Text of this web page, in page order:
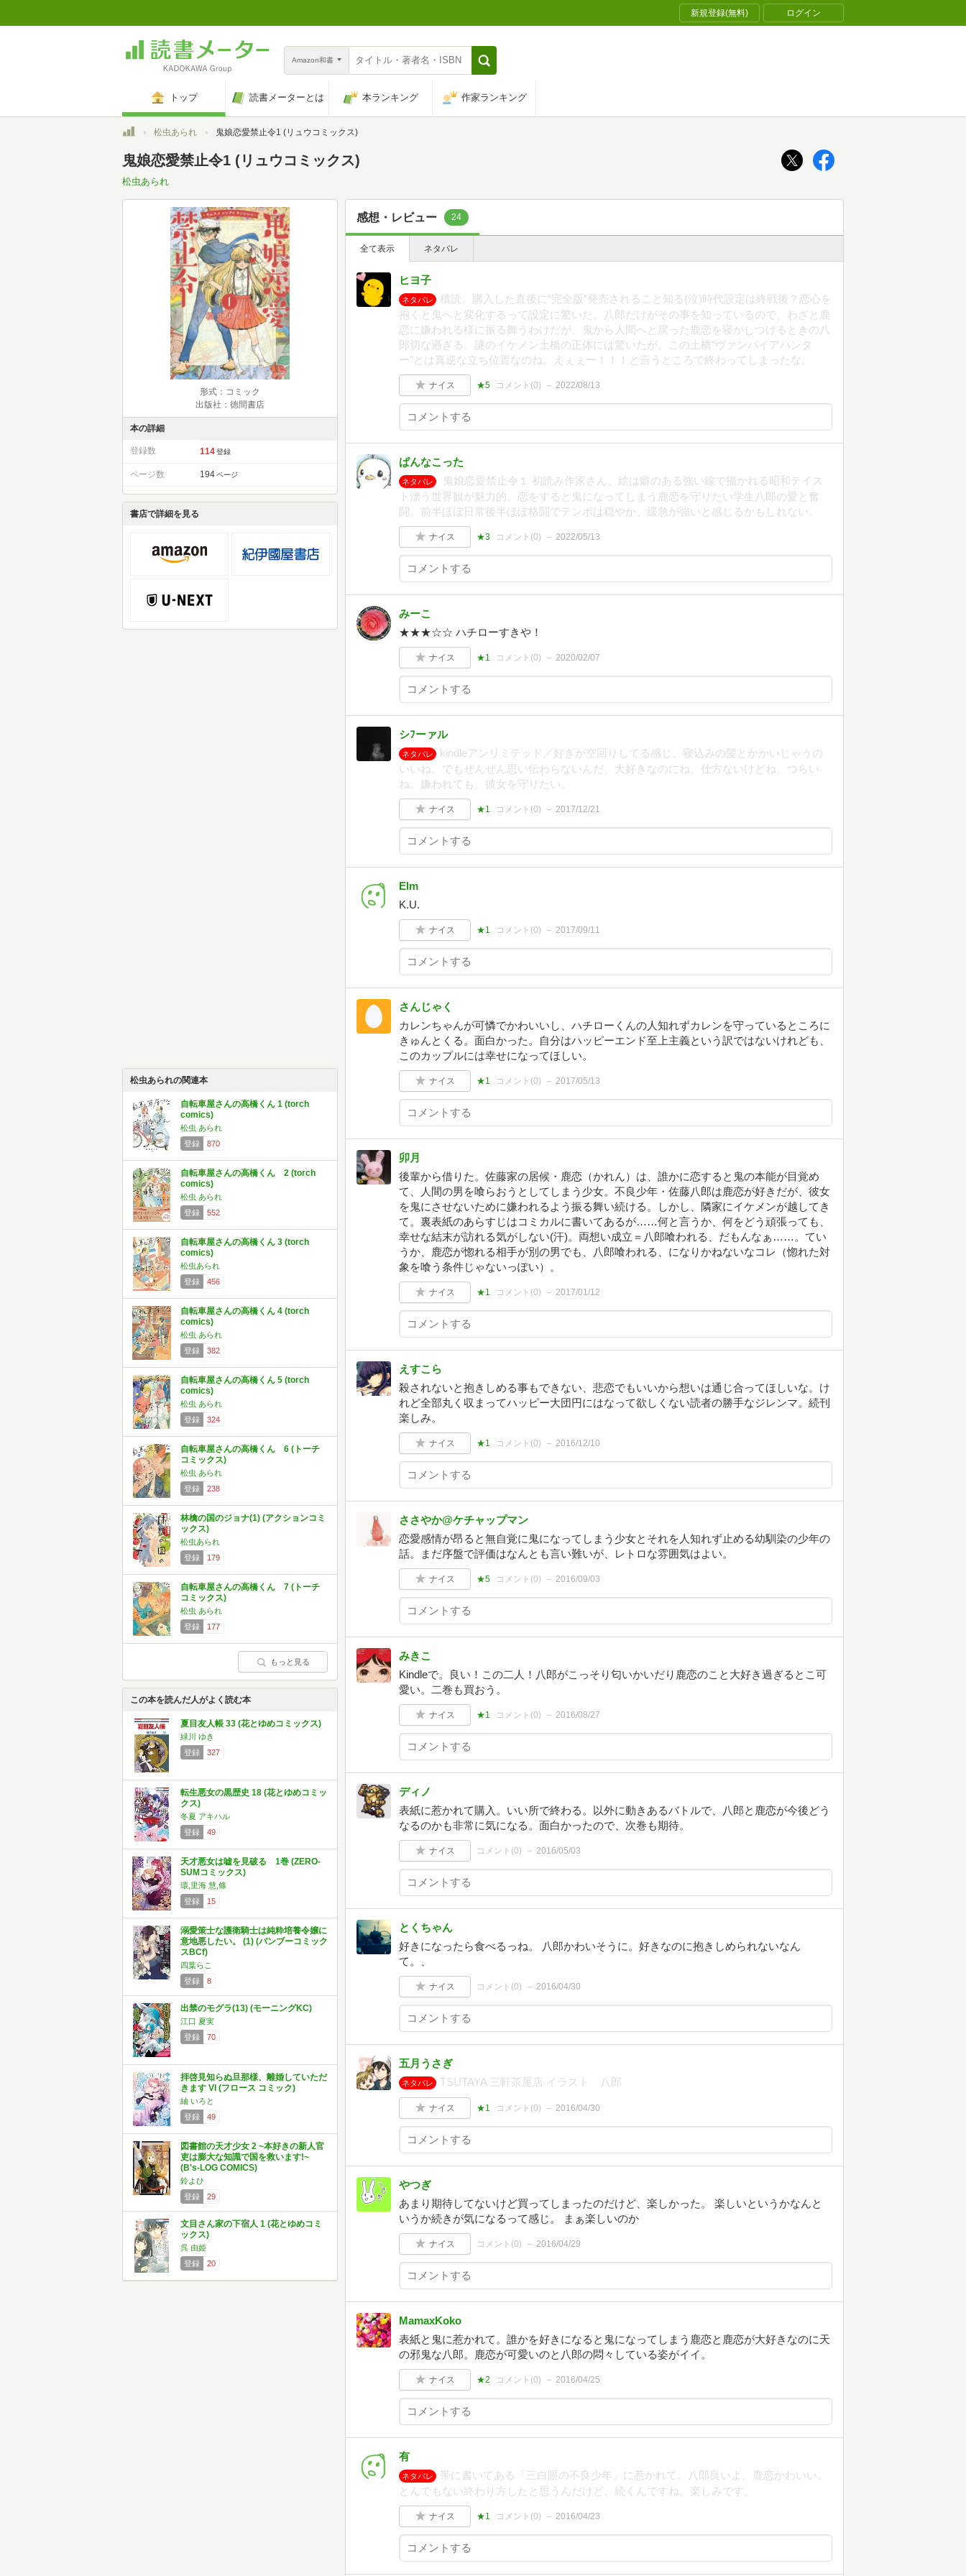
新規登録(無料) ログイン
Amazon和書
トップ 読書メーターとは 本ランキング 作家ランキング
トップ松虫あられ 鬼娘恋愛禁止令1 (リュウコミックス)
鬼娘恋愛禁止令1 (リュウコミックス)
松虫あられ
形式：コミック
出版社：徳間書店
本の詳細
登録数 114 登録
ページ数 194 ページ
書店で詳細を見る
松虫あられの関連本
自転車屋さんの高橋くん 1 (torch
comics)
松虫 あられ
登録
870
自転車屋さんの高橋くん 2 (torch
comics)
松虫 あられ
登録
552
自転車屋さんの高橋くん 3 (torch
comics)
松虫あられ
登録
456
自転車屋さんの高橋くん 4 (torch
comics)
松虫 あられ
登録
382
自転車屋さんの高橋くん 5 (torch
comics)
松虫 あられ
登録
324
自転車屋さんの高橋くん 6 (トーチ
コミックス)
松虫 あられ
登録
238
林檎の国のジョナ(1) (アクションコミ
ックス)
松虫あられ
登録
179
自転車屋さんの高橋くん 7 (トーチ
コミックス)
松虫 あられ
登録
177
もっと見る
この本を読んだ人がよく読む本
夏目友人帳 33 (花とゆめコミックス)
緑川 ゆき
登録
327
転生悪女の黒歴史 18 (花とゆめコミッ
クス)
冬夏 アキハル
登録
49
天才悪女は嘘を見破る 1巻 (ZERO-
SUMコミックス)
環,里海 慧,條
登録
15
溺愛策士な護衛騎士は純粋培養令嬢に
意地悪したい。 (1) (バンブーコミック
スBCf)
四葉らこ
登録
8
出禁のモグラ(13) (モーニングKC)
江口 夏実
登録
70
拝啓見知らぬ旦那様、離婚していただ
きます VI (フロース コミック)
紬 いろと
登録
49
図書館の天才少女 2 ~本好きの新人官
吏は膨大な知識で国を救います!~
(B's-LOG COMICS)
鈴よひ
登録
29
文目さん家の下宿人 1 (花とゆめコミ
ックス)
呉 由姫
登録
20
感想・レビュー 24
全て表示 ネタバレ
ヒヨ子
ネタバレ
積読。購入した直後に“完全版”発売されること知る(泣)時代設定は終戦後？恋心を
抱くと鬼へと変化するって設定に驚いた。八郎だけがその事を知っているので、わざと鹿
恋に嫌われる様に振る舞うわけだが、鬼から人間へと戻った鹿恋を寝かしつけるときの八
郎切な過ぎる。謎のイケメン土橋の正体には驚いたが、この土橋“ヴァンパイアハンタ
ー”とは真逆な立ち位置なのね。えぇぇー！！！と言うところで終わってしまったな。
ナイス ★5 コメント(0) 2022/08/13
ぱんなこった
ネタバレ
鬼娘恋愛禁止令１ 初読み作家さん、絵は癖のある強い線で描かれる昭和テイス
ト漂う世界観が魅力的。恋をすると鬼になってしまう鹿恋を守りたい学生八郎の愛と奮
闘。前半ほぼ日常後半ほぼ格闘でテンポは穏やか、緩急が強いと感じるかもしれない。
ナイス ★3 コメント(0) 2022/05/13
みーこ
★★★☆☆ ハチローすきや！
ナイス ★1 コメント(0) 2020/02/07
シﾌーァル
ネタバレ
kindleアンリミテッド／好きが空回りしてる感じ、寝込みの髪とかかいじゃうの
いいね。でもぜんぜん思い伝わらないんだ、大好きなのにね、仕方ないけどね、つらい
ね。嫌われても、彼女を守りたい。
ナイス ★1 コメント(0) 2017/12/21
Elm
K.U.
ナイス ★1 コメント(0) 2017/09/11
さんじゃく
カレンちゃんが可憐でかわいいし、ハチローくんの人知れずカレンを守っているところに
きゅんとくる。面白かった。自分はハッピーエンド至上主義という訳ではないけれども、
このカップルには幸せになってほしい。
ナイス ★1 コメント(0) 2017/05/13
卯月
後輩から借りた。佐藤家の居候・鹿恋（かれん）は、誰かに恋すると鬼の本能が目覚め
て、人間の男を喰らおうとしてしまう少女。不良少年・佐藤八郎は鹿恋が好きだが、彼女
を鬼にさせないために嫌われるよう振る舞い続ける。しかし、隣家にイケメンが越してき
て。裏表紙のあらすじはコミカルに書いてあるが……何と言うか、何をどう頑張っても、
幸せな結末が訪れる気がしない(汗)。両想い成立＝八郎喰われる、だもんなぁ……。てい
うか、鹿恋が惚れる相手が別の男でも、八郎喰われる、になりかねないなコレ（惚れた対
象を喰う条件じゃないっぽい）。
ナイス ★1 コメント(0) 2017/01/12
えすこら
殺されないと抱きしめる事もできない、悲恋でもいいから想いは通じ合ってほしいな。け
れど全部丸く収まってハッピー大団円にはなって欲しくない読者の勝手なジレンマ。続刊
楽しみ。
ナイス ★1 コメント(0) 2016/12/10
ささやか@ケチャップマン
恋愛感情が昂ると無自覚に鬼になってしまう少女とそれを人知れず止める幼馴染の少年の
話。まだ序盤で評価はなんとも言い難いが、レトロな雰囲気はよい。
ナイス ★5 コメント(0) 2016/09/03
みきこ
Kindleで。良い！この二人！八郎がこっそり匂いかいだり鹿恋のこと大好き過ぎるとこ可
愛い。二巻も買おう。
ナイス ★1 コメント(0) 2016/08/27
ディノ
表紙に惹かれて購入。いい所で終わる。以外に動きあるバトルで、八郎と鹿恋が今後どう
なるのかも非常に気になる。面白かったので、次巻も期待。
ナイス コメント(0) 2016/05/03
とくちゃん
好きになったら食べるっね。 八郎かわいそうに。好きなのに抱きしめられないなん
て。、
ナイス コメント(0) 2016/04/30
五月うさぎ
ネタバレ TSUTAYA 三軒茶屋店 イラスト 八郎
ナイス ★1 コメント(0) 2016/04/30
やつぎ
あまり期待してないけど買ってしまったのだけど、楽しかった。 楽しいというかなんと
いうか続きが気になるって感じ。 まぁ楽しいのか
ナイス コメント(0) 2016/04/29
MamaxKoko
表紙と鬼に惹かれて。誰かを好きになると鬼になってしまう鹿恋と鹿恋が大好きなのに天
の邪鬼な八郎。鹿恋が可愛いのと八郎の悶々している姿がイイ。
ナイス ★2 コメント(0) 2016/04/25
有
ネタバレ
帯に書いてある「三白眼の不良少年」に惹かれて。八郎良いよ、鹿恋かわいい。
とんでもない終わり方したと思うんだけど、続くんですね。楽しみです。
ナイス ★1 コメント(0) 2016/04/23